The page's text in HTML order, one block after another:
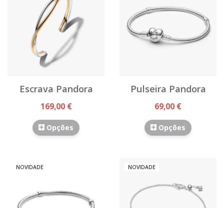
Escrava Pandora
169,00 €
Opções
Pulseira Pandora
69,00 €
Opções
NOVIDADE NOVIDADE